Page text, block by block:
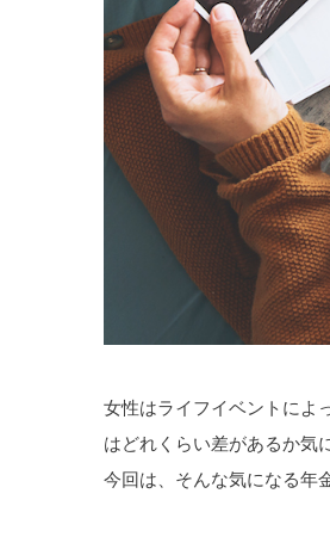
女性はライフイベントによ
はどれくらい差があるか気
今回は、そんな気になる年